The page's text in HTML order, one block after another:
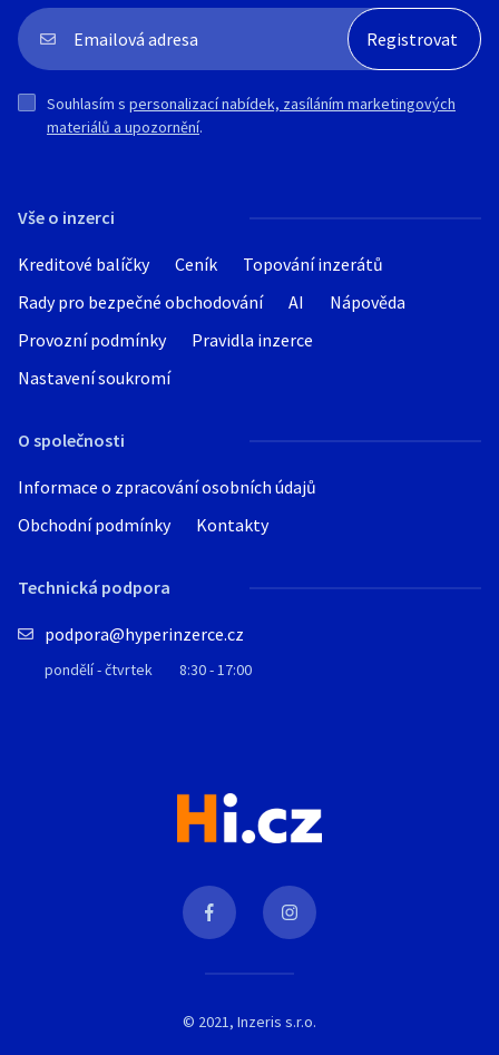
Vše o inzerci
Kreditové balíčky Ceník
Topování inzerátů
Rady pro bezpečné obchodování
AI
Nápověda
Provozní podmínky
Pravidla inzerce
Nastavení soukromí
O společnosti
Informace o zpracování osobních údajů
Obchodní podmínky
Kontakty
Technická podpora
podpora@hyperinzerce.cz
pondělí - čtvrtek 8:30 - 17:00
Souhlasím s personalizací nabídek, zasíláním marketingových
materiálů a upozornění.
© 2021, Inzeris s.r.o.